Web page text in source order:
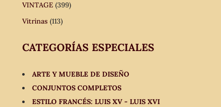
VINTAGE (399)
Vitrinas (113)
CATEGORÍAS ESPECIALES
ARTE Y MUEBLE DE DISEÑO
CONJUNTOS COMPLETOS
ESTILO FRANCÉS: LUIS XV - LUIS XVI